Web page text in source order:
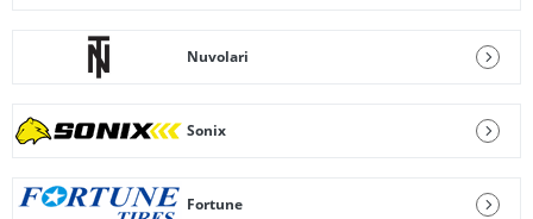
Nuvolari
Sonix
Fortune